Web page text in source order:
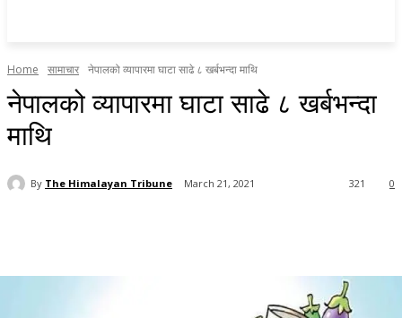
Home सामाचार नेपालको व्यापारमा घाटा साढे ८ खर्बभन्दा माथि
नेपालको व्यापारमा घाटा साढे ८ खर्बभन्दा
माथि
By The Himalayan Tribune March 21, 2021 0
321